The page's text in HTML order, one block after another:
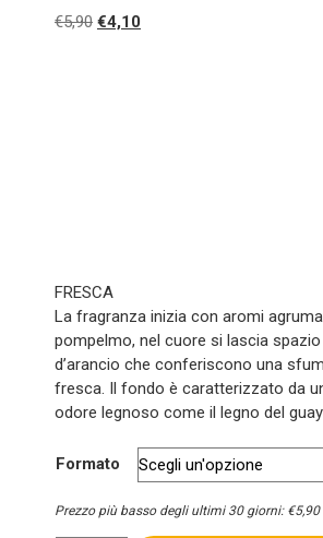
€5,90 Il
€4,10
FRESCA
La fragranza inizia con aromi
pompelmo, nel cuore si lascia
d’arancio che conferiscono una
fresca. Il fondo è caratterizzato da
odore legnoso come il legno del
Formato
Prezzo più basso degli ultimi 30 giorni: €5,90